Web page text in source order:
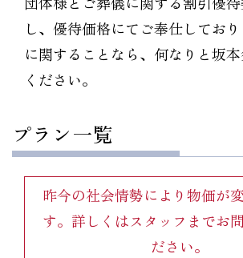
し、優待価格にてご奉仕してお
に関することなら、何なりと坂
ください。
プラン一覧
昨今の社会情勢により物価が
す。詳しくはスタッフまでお
ださい。